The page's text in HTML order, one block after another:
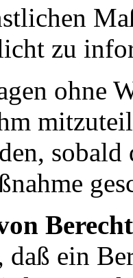
zu
ohne
sobald
daß ein